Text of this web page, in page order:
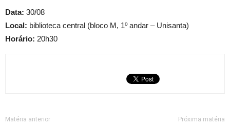
Data: 30/08
Local: biblioteca central (bloco M, 1º andar – Unisanta)
Horário: 20h30
Matéria anterior Próxima matéria